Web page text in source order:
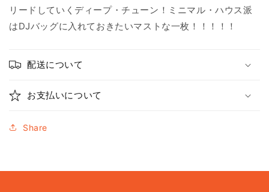
リードしていくディープ・チューン！ミニマル・ハウス派
はDJバッグに入れておきたいマストな一枚！！！！！
配送について
お支払いについて
Share